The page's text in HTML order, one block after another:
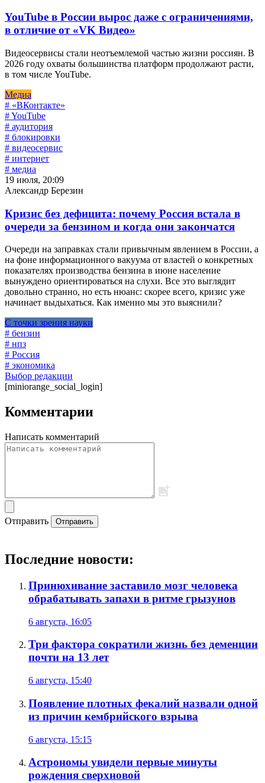
YouTube в России вырос даже с ограничениями,
в отличие от «VK Видео»
Видеосервисы стали неотъемлемой частью жизни россиян. В
2026 году охваты большинства платформ продолжают расти,
в том числе YouTube.
Медиа
# «ВКонтакте»
# YouTube
# аудитория
# блокировки
# видеосервис
# интернет
# медиа
19 июля, 20:09
Александр Березин
Кризис без дефицита: почему Россия встала в
очереди за бензином и когда они закончатся
Очереди на заправках стали привычным явлением в России, а
на фоне информационного вакуума от властей о конкретных
показателях производства бензина в июне население
вынуждено ориентироваться на слухи. Все это выглядит
довольно странно, но есть нюанс: скорее всего, кризис уже
начинает выдыхаться. Как именно мы это выяснили?
С точки зрения науки
# бензин
# нпз
# Россия
# экономика
Выбор редакции
[miniorange_social_login]
Комментарии
Написать комментарий
Отправить Отправить
Последние новости:
Принюхивание заставило мозг человека
обрабатывать запахи в ритме грызунов
6 августа, 16:05
Три фактора сократили жизнь без деменции
почти на 13 лет
6 августа, 15:40
Появление плотных фекалий назвали одной
из причин кембрийского взрыва
6 августа, 15:15
Астрономы увидели первые минуты
рождения сверхновой